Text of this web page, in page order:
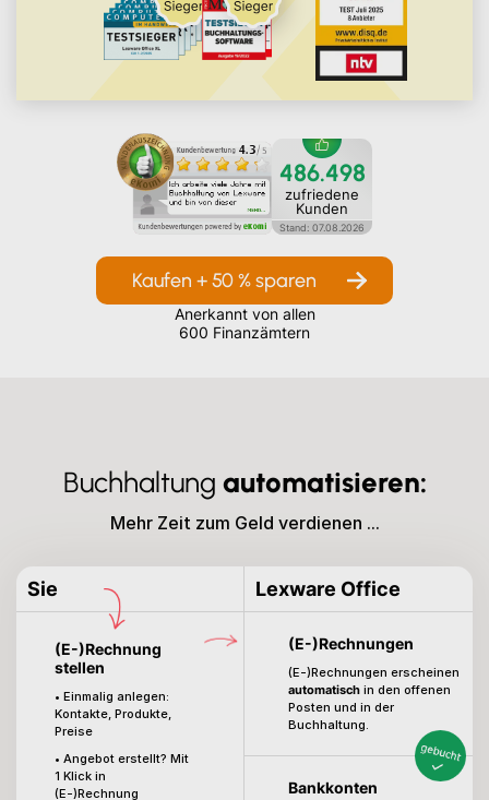
486.498
zufriedene
Kunden
Stand:07.08 2026
Kaufen + 50 % sparen
Anerkannt von allen
600 Finanzämtern
Buchhaltung automatisieren:
Mehr Zeit zum Geld verdienen ...
Sie
(E-)Rechnung
stellen
• Einmalig anlegen:
Kontakte, Produkte,
Preise
• Angebot erstellt? Mit
1 Klick in
(E-)Rechnung
Lexware Office
(E-)Rechnungen
(E-)Rechnungen erscheinen
automatisch in den offenen
Posten und in der
Buchhaltung.
Bankkonten